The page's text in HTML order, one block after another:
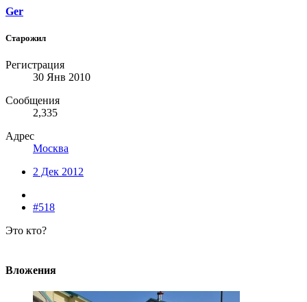
Ger
Старожил
Регистрация
30 Янв 2010
Сообщения
2,335
Адрес
Москва
2 Дек 2012
#518
Это кто?
Вложения